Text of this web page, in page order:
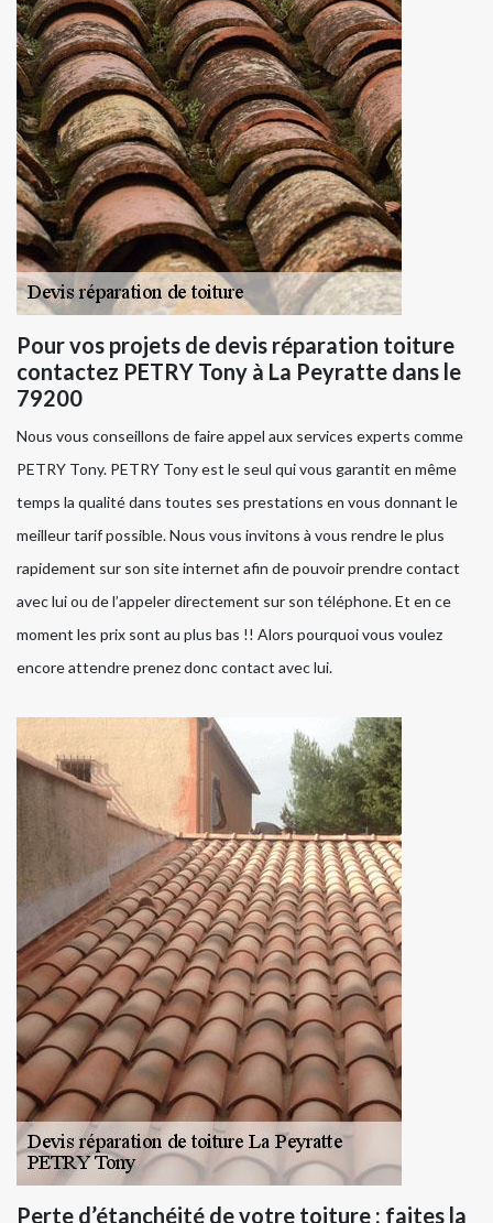
Pour vos projets de devis réparation toiture
contactez PETRY Tony à La Peyratte dans le
79200
Nous vous conseillons de faire appel aux services experts comme
PETRY Tony. PETRY Tony est le seul qui vous garantit en même
temps la qualité dans toutes ses prestations en vous donnant le
meilleur tarif possible. Nous vous invitons à vous rendre le plus
rapidement sur son site internet afin de pouvoir prendre contact
avec lui ou de l’appeler directement sur son téléphone. Et en ce
moment les prix sont au plus bas !! Alors pourquoi vous voulez
encore attendre prenez donc contact avec lui.
Perte d’étanchéité de votre toiture : faites la